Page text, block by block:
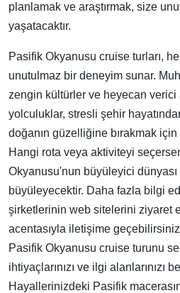
planlamak ve araştırmak, size
yaşatacaktır.
Pasifik Okyanusu cruise turları,
unutulmaz bir deneyim sunar.
zengin kültürler ve heyecan
yolculuklar, stresli şehir
doğanın güzelliğine bırakmak için
Hangi rota veya aktiviteyi
Okyanusu'nun büyüleyici
büyüleyecektir. Daha fazla bilgi
şirketlerinin web sitelerini ziyaret
acentasıyla iletişime
Pasifik Okyanusu cruise turunu
ihtiyaçlarınızı ve ilgi alanlarınızı
Hayallerinizdeki Pasifik